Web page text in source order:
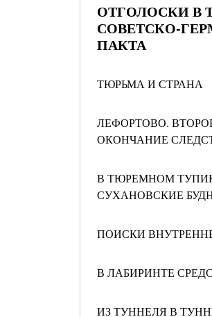
ОТГОЛОСКИ В
СОВЕТСКО-
ПАКТА
ТЮРЬМА И СТРАНА
ЛЕФОРТОВО.
ОКОНЧАНИЕ
В ТЮРЕМНОМ
СУХАНОВСКИЕ
ПОИСКИ
В ЛАБИРИНТЕ
ИЗ ТУННЕЛЯ В